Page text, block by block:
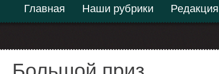
Главная Наши рубрики Редакция